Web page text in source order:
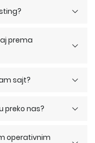
prema
sajt?
preko nas?
operativnim